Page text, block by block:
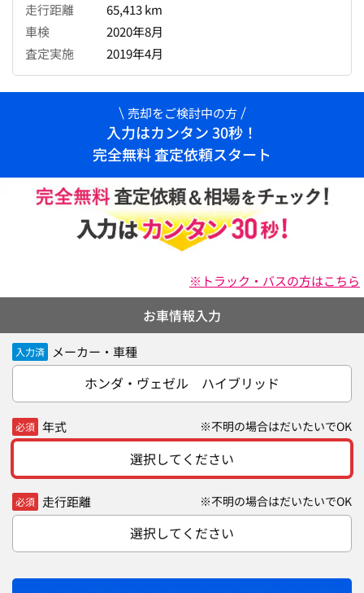
走行距離
65,413 km
車検
2020年8月
査定実施
2019年4月
売却をご検討中の方
入力はカンタン 30秒！
完全無料 査定依頼スタート
※トラック・バスの方はこちら
お車情報入力
入力済 メーカー・車種
ホンダ・ヴェゼル ハイブリッド
必須 年式 ※不明の場合はだいたいでOK
選択してください
必須 走行距離 ※不明の場合はだいたいでOK
選択してください